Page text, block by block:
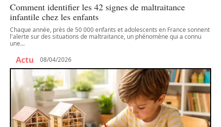
Comment identifier les 42 signes de maltraitance
infantile chez les enfants
Chaque année, près de 50 000 enfants et adolescents en France sonnent
l'alerte sur des situations de maltraitance, un phénomène qui a connu
une…
Actu 08/04/2026